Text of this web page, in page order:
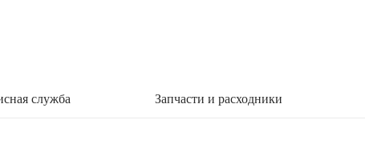
служба Запчасти и расходники